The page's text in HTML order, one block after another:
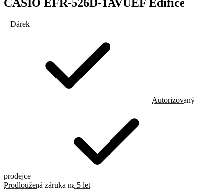
CASIO EFR-526D-1AVUEF Edifice
+ Dárek
Autorizovaný
prodejce
Prodloužená záruka na 5 let